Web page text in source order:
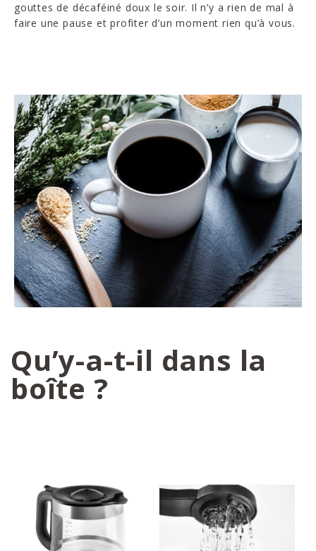
gouttes de décaféiné doux le soir. Il n’y a rien de mal à
faire une pause et profiter d’un moment rien qu’à vous.
Qu’y-a-t-il dans la
boîte ?